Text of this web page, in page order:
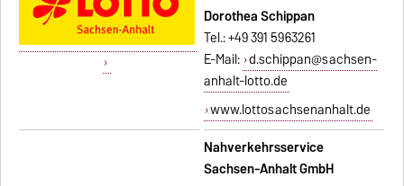
Dorothea Schippan
Tel.: +49 391 5963261
E-Mail: d.schippan@sachsen-
anhalt-lotto.de
www.lottosachsenanhalt.de
Nahverkehrsservice
Sachsen-Anhalt GmbH